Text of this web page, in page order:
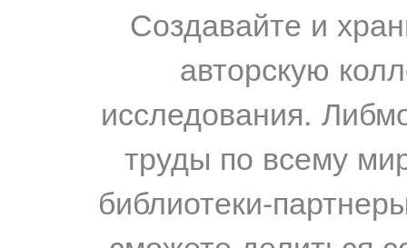
Создавайте и
авторскую
исследования.
труды по всему
библиотеки-